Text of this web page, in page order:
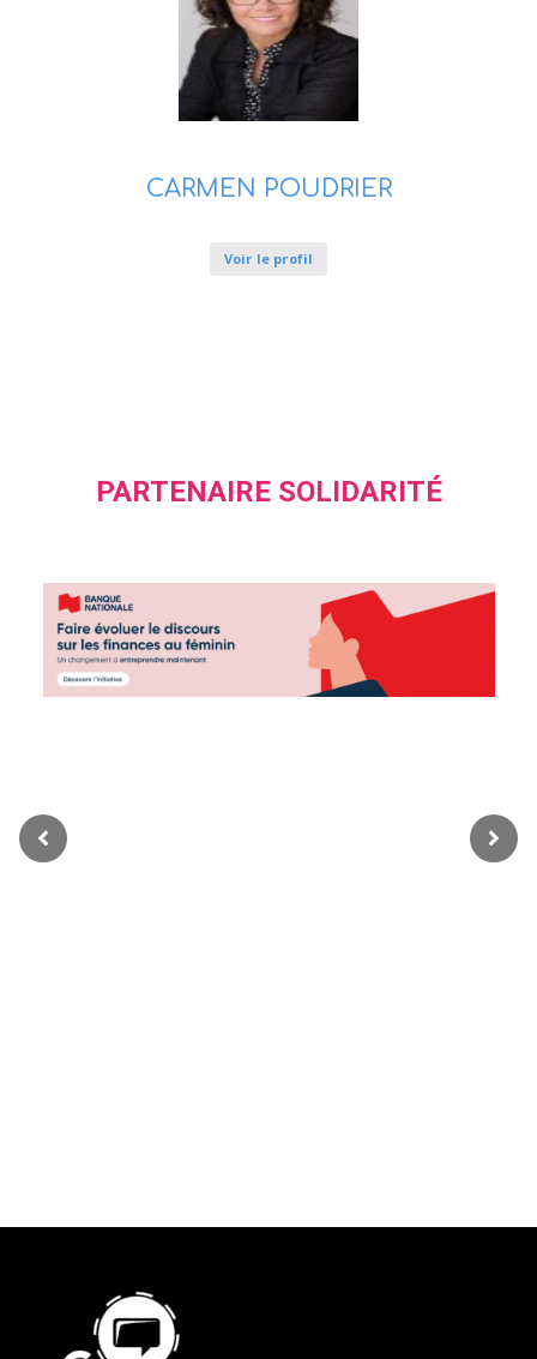
CARMEN POUDRIER
Voir le profil
PARTENAIRE SOLIDARITÉ